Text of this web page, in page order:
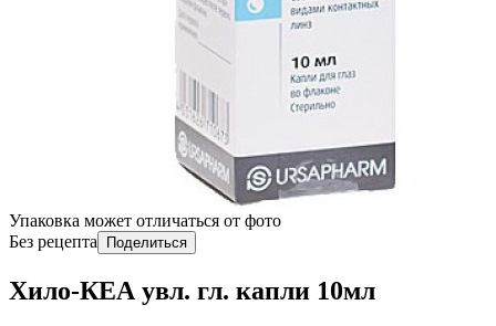
Упаковка может отличаться от фото
Без рецепта
Поделиться
Хило-КЕА увл. гл. капли 10мл